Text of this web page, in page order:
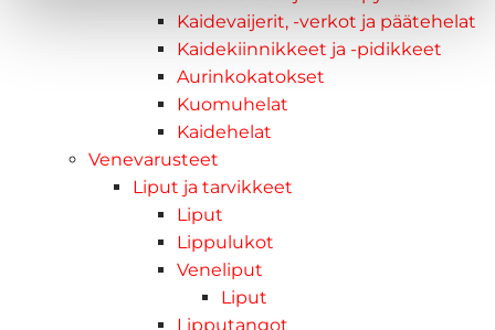
Kaidevaijerit, -verkot ja päätehelat
Kaidekiinnikkeet ja -pidikkeet
Aurinkokatokset
Kuomuhelat
Kaidehelat
Venevarusteet
Liput ja tarvikkeet
Liput
Lippulukot
Veneliput
Liput
Lipputangot